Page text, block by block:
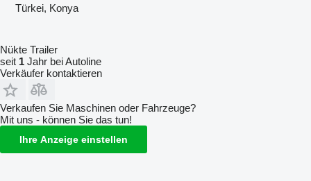
Türkei, Konya
Nükte Trailer
seit 1 Jahr bei Autoline
Verkäufer kontaktieren
Verkaufen Sie Maschinen oder Fahrzeuge?
Mit uns - können Sie das tun!
Ihre Anzeige einstellen